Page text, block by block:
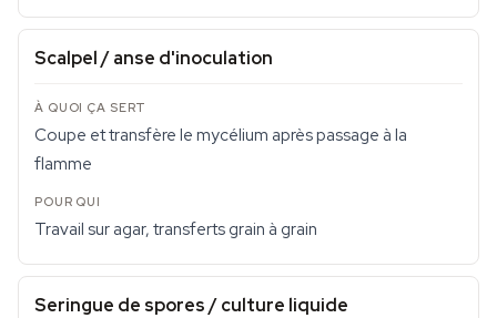
Scalpel / anse d'inoculation
Coupe et transfère le mycélium après passage à la
flamme
Travail sur agar, transferts grain à grain
Seringue de spores / culture liquide